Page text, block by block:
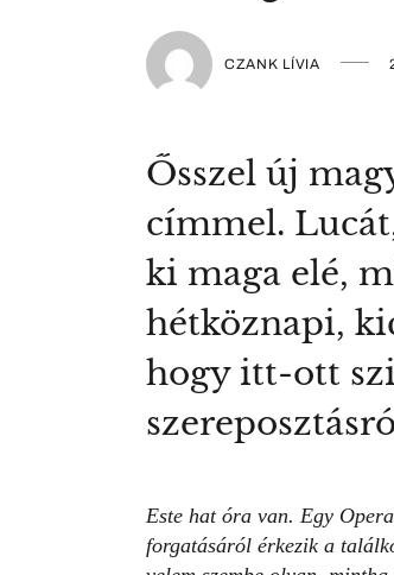
CZANK LÍVIA
Ősszel új
címmel.
ki maga elé,
hétköznapi,
hogy itt-ott
Este hat óra van. Egy
forgatásáról érkezik a